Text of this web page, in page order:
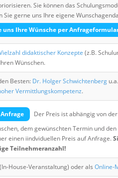
Sie können das
Sie gerne uns Ihre eigene
uns Ihre Wünsche per
didaktischer Konzepte (z.B.
Wünschen.
Besten: Dr. Holger Schwichtenberg u.a.
Vermittlungskompetenz.
Der Preis ist abhängig von
dem gewünschten Termin und
einen iindviduellen Preis auf Anfrage.
Teilnehmeranzahl!
House-Veranstaltung) oder als Online-